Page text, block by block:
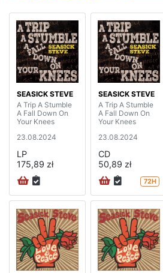
SEASICK STEVE
A Trip A Stumble
A Fall Down On
Your Knees
23.08.2024
LP
175,89 zł
SEASICK STEVE
A Trip A Stumble
A Fall Down On
Your Knees
23.08.2024
CD
50,89 zł
72H